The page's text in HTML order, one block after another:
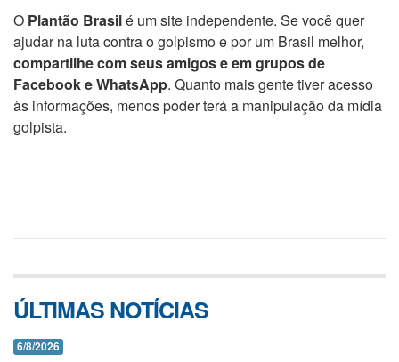
O Plantão Brasilé um site independente. Se você quer
ajudar na luta contra o golpismo e por um Brasil melhor,
compartilhe com seus amigos e em grupos de
Facebook e WhatsApp. Quanto mais gente tiver acesso
às informações, menos poder terá a manipulação da mídia
golpista.
ÚLTIMAS NOTÍCIAS
6/8/2026